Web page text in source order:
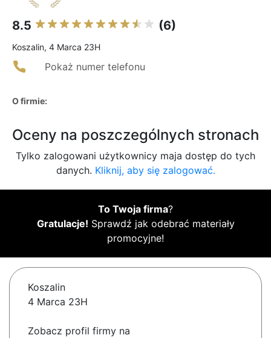
8.5 (6)
Koszalin, 4 Marca 23H
Pokaż numer telefonu
O firmie:
Oceny na poszczególnych stronach
Tylko zalogowani użytkownicy maja dostęp do tych
danych. Kliknij, aby się zalogować.
To Twoja firma?
Gratulacje! Sprawdź jak odebrać materiały
promocyjne!
Koszalin
4 Marca 23H
Zobacz profil firmy na